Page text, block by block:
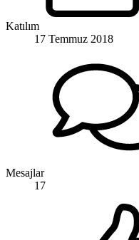
Katılım
17 Temmuz 2018
Mesajlar
17